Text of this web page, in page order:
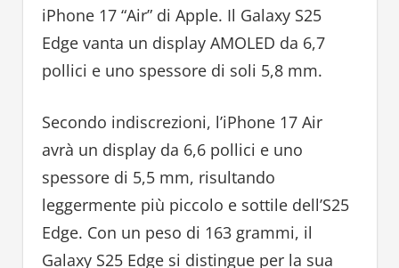
iPhone 17 “Air” di Apple. Il Galaxy S25
Edge vanta un display AMOLED da 6,7
pollici e uno spessore di soli 5,8 mm.
Secondo indiscrezioni, l’iPhone 17 Air
avrà un display da 6,6 pollici e uno
spessore di 5,5 mm, risultando
leggermente più piccolo e sottile dell’S25
Edge. Con un peso di 163 grammi, il
Galaxy S25 Edge si distingue per la sua